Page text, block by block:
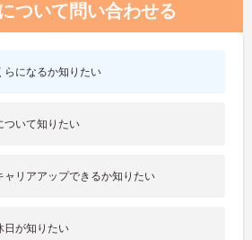
ついて問い合わせる
らになるか知りたい
ついて知りたい
ャリアアップできるか知りたい
日が知りたい